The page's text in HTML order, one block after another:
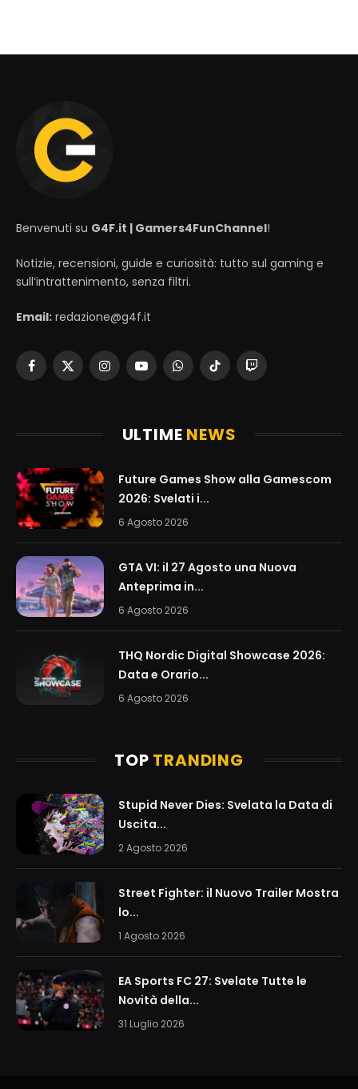
Benvenuti su G4F.it | Gamers4FunChannel!
Notizie, recensioni, guide e curiosità: tutto sul gaming e
sull’intrattenimento, senza filtri.
Email: redazione@g4f.it
Facebook
X
InstagramYouTubeWhatsAppTikTokTwitch
ULTIME NEWS
Future Games Show alla Gamescom
2026: Svelati i...
6 Agosto 2026
GTA VI: il 27 Agosto una Nuova
Anteprima in...
6 Agosto 2026
THQ Nordic Digital Showcase 2026:
Data e Orario...
6 Agosto 2026
TOP TRANDING
Stupid Never Dies: Svelata la Data di
Uscita...
2 Agosto 2026
Street Fighter: il Nuovo Trailer Mostra
lo...
1 Agosto 2026
EA Sports FC 27: Svelate Tutte le
Novità della...
31 Luglio 2026